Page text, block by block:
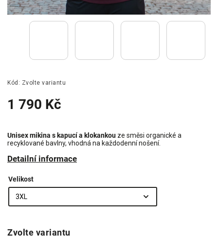
Kód: Zvolte variantu
1 790 Kč
Unisex mikina s kapucí a klokankou ze směsi organické a
recyklované bavlny, vhodná na každodenní nošení.
Detailní informace
Velikost
Zvolte variantu